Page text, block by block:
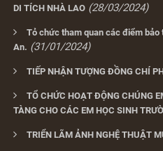
DI TÍCH NHÀ LAO (28/03/2024)
Tỏ chức tham quan các điểm bảo
An. (31/01/2024)
TIẾP NHẬN TƯỢNG ĐỒNG CHÍ
TỔ CHỨC HOẠT ĐỘNG CHÚNG
TÀNG CHO CÁC EM HỌC SINH
TRIỂN LÃM ẢNH NGHỆ THUẬT